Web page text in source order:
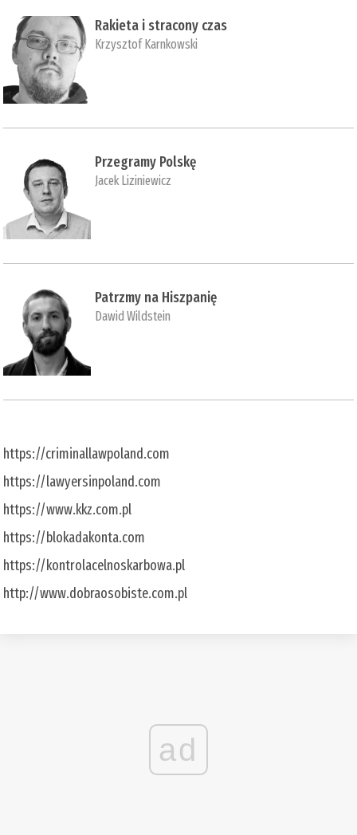
Rakieta i stracony czas
Krzysztof Karnkowski
Przegramy Polskę
Jacek Liziniewicz
Patrzmy na Hiszpanię
Dawid Wildstein
https://criminallawpoland.com
https://lawyersinpoland.com
https://www.kkz.com.pl
https://blokadakonta.com
https://kontrolacelnoskarbowa.pl
http://www.dobraosobiste.com.pl
ad